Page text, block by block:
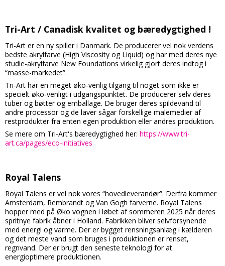
Tri-Art / Canadisk kvalitet og bæredygtighed !
Tri-Art er en ny spiller i Danmark. De producerer vel nok verdens
bedste akrylfarve (High Viscosity og Liquid) og har med deres nye
studie-akrylfarve New Foundations virkelig gjort deres indtog i
“masse-markedet”.
Tri-Art har en meget øko-venlig tilgang til noget som ikke er
specielt øko-venligt i udgangspunktet. De producerer selv deres
tuber og bøtter og emballage. De bruger deres spildevand til
andre processor og de laver sågar forskellige malemedier af
restprodukter fra enten egen produktion eller andres produktion.
Se mere om Tri-Art's bæredygtighed her: https://www.tri-
art.ca/pages/eco-initiatives
Royal Talens
Royal Talens er vel nok vores “hovedleverandør”. Derfra kommer
Amsterdam, Rembrandt og Van Gogh farverne. Royal Talens
hopper med på Øko vognen i løbet af sommeren 2025 når deres
spritnye fabrik åbner i Holland. Fabrikken bliver selvforsynende
med energi og varme. Der er bygget rensningsanlæg i kælderen
og det meste vand som bruges i produktionen er renset,
regnvand. Der er brugt den seneste teknologi for at
energioptimere produktionen.